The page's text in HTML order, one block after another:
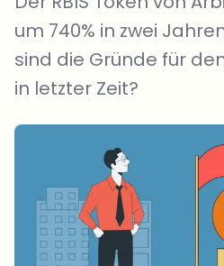
um 740% in zwei
sind die Gründe für
in letzter Zeit?